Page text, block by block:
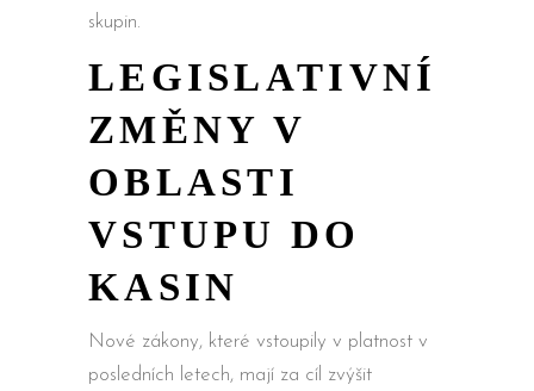
skupin.
LEGISLATIVNÍ
ZMĚNY V
OBLASTI
VSTUPU DO
KASIN
Nové zákony, které vstoupily v platnost v
posledních letech, mají za cíl zvýšit